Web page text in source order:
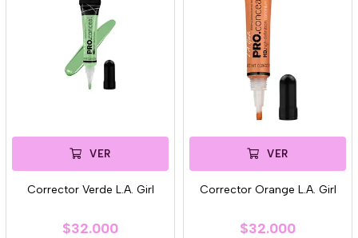
VER
Corrector Verde L.A. Girl
$32.000
VER
Corrector Orange L.A. Girl
$32.000